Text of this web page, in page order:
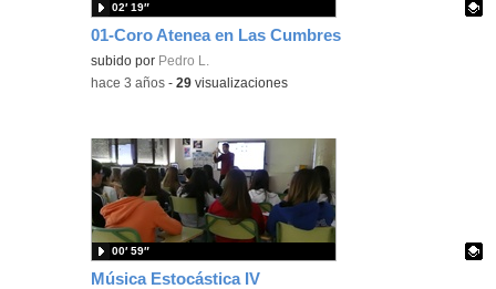
01-Coro Atenea en Las Cumbres
Contenido educativo.
subido por Pedro L.
02′ 19″
-hace 3 años -29 visualizaciones
Música Estocástica IV
00′ 59″